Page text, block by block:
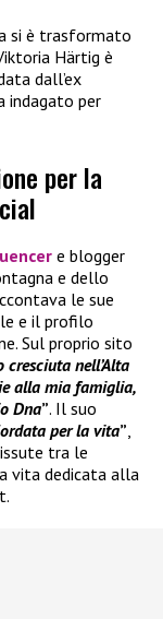
si è trasformato
Härtig è
dall’ex
indagato per
per la
e blogger
e dello
le sue
e il profilo
Sul proprio sito
cresciuta nell’Alta
alla mia famiglia,
Dna”. Il suo
per la vita”,
tra le
vita dedicata alla